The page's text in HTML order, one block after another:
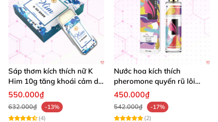
Sáp thơm kích thích nữ K
Him 10g tăng khoái cảm dễ
dùng tiện lợi
550.000₫
632.000₫
-13%
(4)
Nước hoa kích thích
pheromone quyến rũ lôi
cuốn ngọt ngào 50ml
450.000₫
542.000₫
-17%
(2)